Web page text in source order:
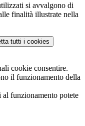
si avvalgono di
finalità illustrate nella
tutti i cookies
cookie consentire.
il funzionamento della
al funzionamento potete